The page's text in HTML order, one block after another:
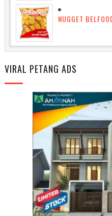
NUGGET
VIRAL PETANG ADS